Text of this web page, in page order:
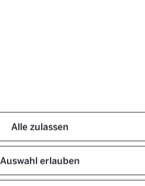
Alle zulassen
Auswahl erlauben